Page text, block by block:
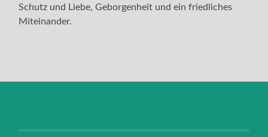
Schutz und Liebe, Geborgenheit und ein friedliches
Miteinander.